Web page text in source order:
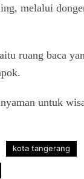
melalui
ruang baca
untuk
kota tangerang